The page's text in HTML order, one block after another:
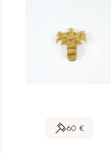
60 €